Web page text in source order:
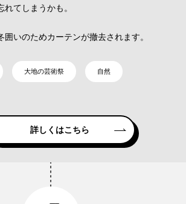
れてしまうかも。
いのためカーテンが撤去されます。
大地の芸術祭 自然
詳しくはこちら